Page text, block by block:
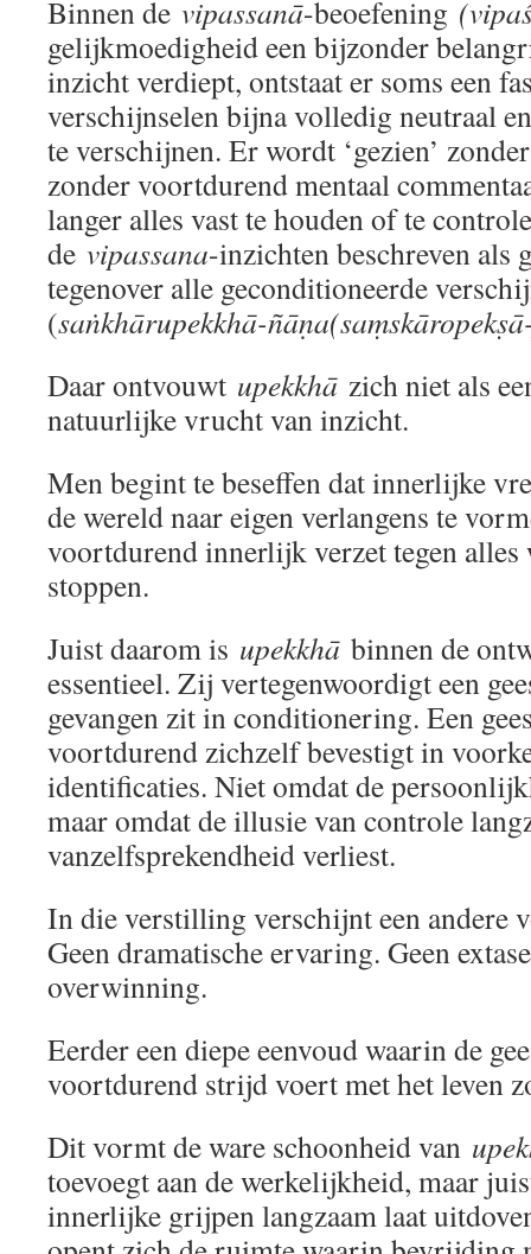
Binnen de vipassanā-beoefening
gelijkmoedigheid een bijzonder
inzicht verdiept, ontstaat er soms een
verschijnselen bijna volledig neutraal
te verschijnen. Er wordt ‘gezien’
zonder voortdurend mentaal
langer alles vast te houden of te
de vipassana-inzichten beschreven als
tegenover alle geconditioneerde
(saṅkhārupekkhā-
Daar ontvouwt upekkhā zich niet als
natuurlijke vrucht van inzicht.
Men begint te beseffen dat innerlijke
de wereld naar eigen verlangens te
voortdurend innerlijk verzet tegen
stoppen.
Juist daarom is upekkhā binnen de
essentieel. Zij vertegenwoordigt een
gevangen zit in conditionering. Een
voortdurend zichzelf bevestigt in
identificaties. Niet omdat de
maar omdat de illusie van controle
vanzelfsprekendheid verliest.
In die verstilling verschijnt een andere
Geen dramatische ervaring. Geen
overwinning.
Eerder een diepe eenvoud waarin de
voortdurend strijd voert met het leven
Dit vormt de ware schoonheid van
toevoegt aan de werkelijkheid, maar
innerlijke grijpen langzaam laat